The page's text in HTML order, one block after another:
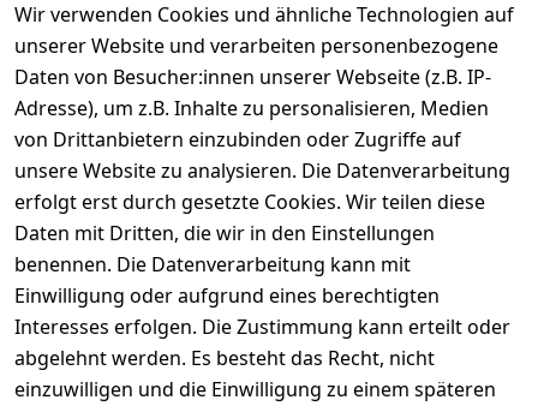
Wir verwenden Cookies und ähnliche Technologien auf
unserer Website und verarbeiten personenbezogene
Daten von Besucher:innen unserer Webseite (z.B. IP-
Adresse), um z.B. Inhalte zu personalisieren, Medien
von Drittanbietern einzubinden oder Zugriffe auf
unsere Website zu analysieren. Die Datenverarbeitung
erfolgt erst durch gesetzte Cookies. Wir teilen diese
Daten mit Dritten, die wir in den Einstellungen
benennen. Die Datenverarbeitung kann mit
Einwilligung oder aufgrund eines berechtigten
Interesses erfolgen. Die Zustimmung kann erteilt oder
abgelehnt werden. Es besteht das Recht, nicht
einzuwilligen und die Einwilligung zu einem späteren
d
m
e
i
s
r.